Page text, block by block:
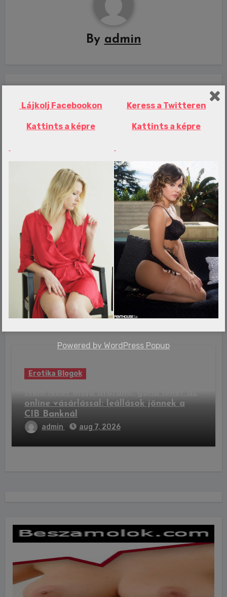
By admin
hűtőszekrény – már most óriási harc
folyik érte
admin aug 7, 2026
Erotika Blogok
Mexikó: 12 év után új fordulat a 43
eltűnt diák ügyében, letartóztatták a
volt kormányzót
admin aug 7, 2026
Erotika Blogok
online vásárlással: leállások jönnek a
CIB Banknál
admin aug 7, 2026
Lájkolj Facebookon
Kattints a képre
Keress a Twitteren
Kattints a képre
Powered by WordPress Popup